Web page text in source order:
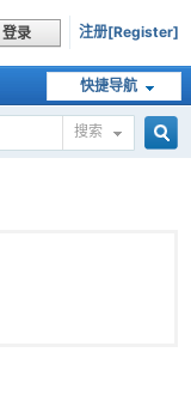
登录 注册[Register]
快捷导航
搜索